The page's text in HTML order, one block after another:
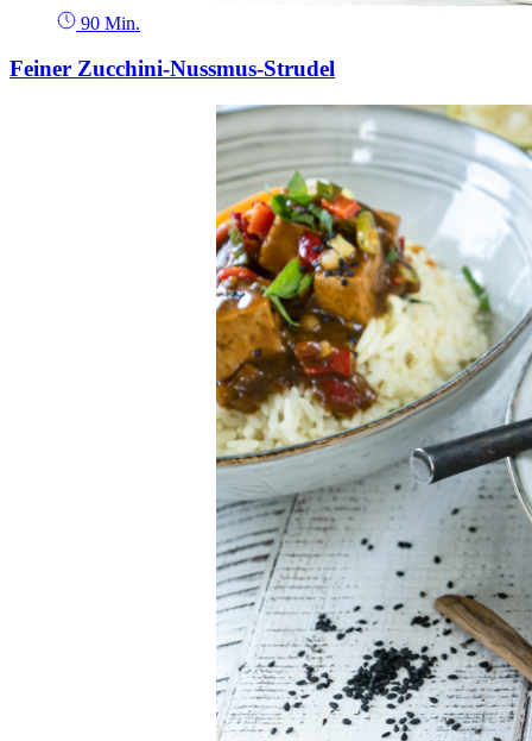
90 Min.
Feiner Zucchini-Nussmus-Strudel